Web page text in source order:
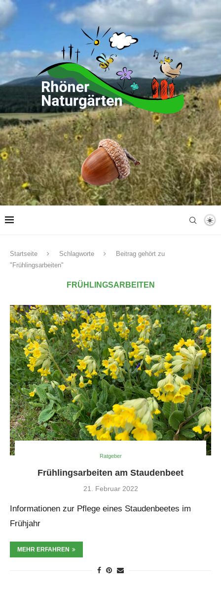
Startseite Schlagworte
Beitrag gehört zu
"Frühlingsarbeiten"
FRÜHLINGSARBEITEN
Ratgeber
Frühlingsarbeiten am Staudenbeet
21. Februar 2022
Informationen zur Pflege eines Staudenbeetes im
Frühjahr
MEHR ERFAHREN